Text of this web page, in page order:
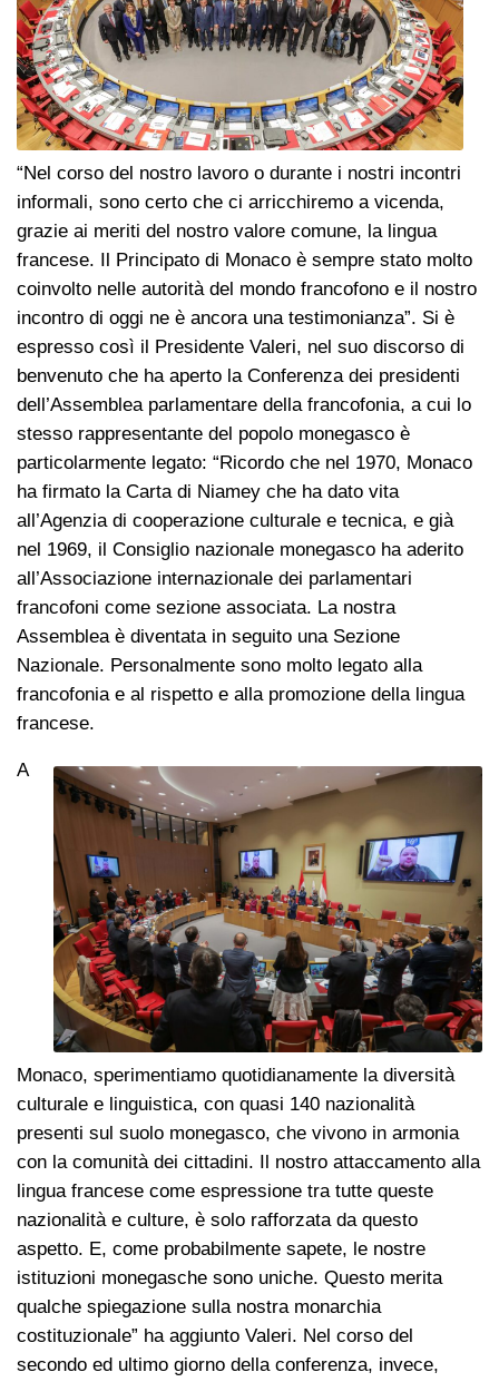
“Nel corso del nostro lavoro o durante i nostri incontri
informali, sono certo che ci arricchiremo a vicenda,
grazie ai meriti del nostro valore comune, la lingua
francese. Il Principato di Monaco è sempre stato molto
coinvolto nelle autorità del mondo francofono e il nostro
incontro di oggi ne è ancora una testimonianza”. Si è
espresso così il Presidente Valeri, nel suo discorso di
benvenuto che ha aperto la Conferenza dei presidenti
dell’Assemblea parlamentare della francofonia, a cui lo
stesso rappresentante del popolo monegasco è
particolarmente legato: “Ricordo che nel 1970, Monaco
ha firmato la Carta di Niamey che ha dato vita
all’Agenzia di cooperazione culturale e tecnica, e già
nel 1969, il Consiglio nazionale monegasco ha aderito
all’Associazione internazionale dei parlamentari
francofoni come sezione associata. La nostra
Assemblea è diventata in seguito una Sezione
Nazionale. Personalmente sono molto legato alla
francofonia e al rispetto e alla promozione della lingua
francese.
A
Monaco, sperimentiamo quotidianamente la diversità
culturale e linguistica, con quasi 140 nazionalità
presenti sul suolo monegasco, che vivono in armonia
con la comunità dei cittadini. Il nostro attaccamento alla
lingua francese come espressione tra tutte queste
nazionalità e culture, è solo rafforzata da questo
aspetto. E, come probabilmente sapete, le nostre
istituzioni monegasche sono uniche. Questo merita
qualche spiegazione sulla nostra monarchia
costituzionale” ha aggiunto Valeri. Nel corso del
secondo ed ultimo giorno della conferenza, invece,